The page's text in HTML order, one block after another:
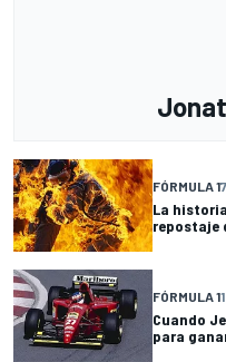
FÓRMULA 1
La
repostaje
FÓRMULA 1
Cuando
para